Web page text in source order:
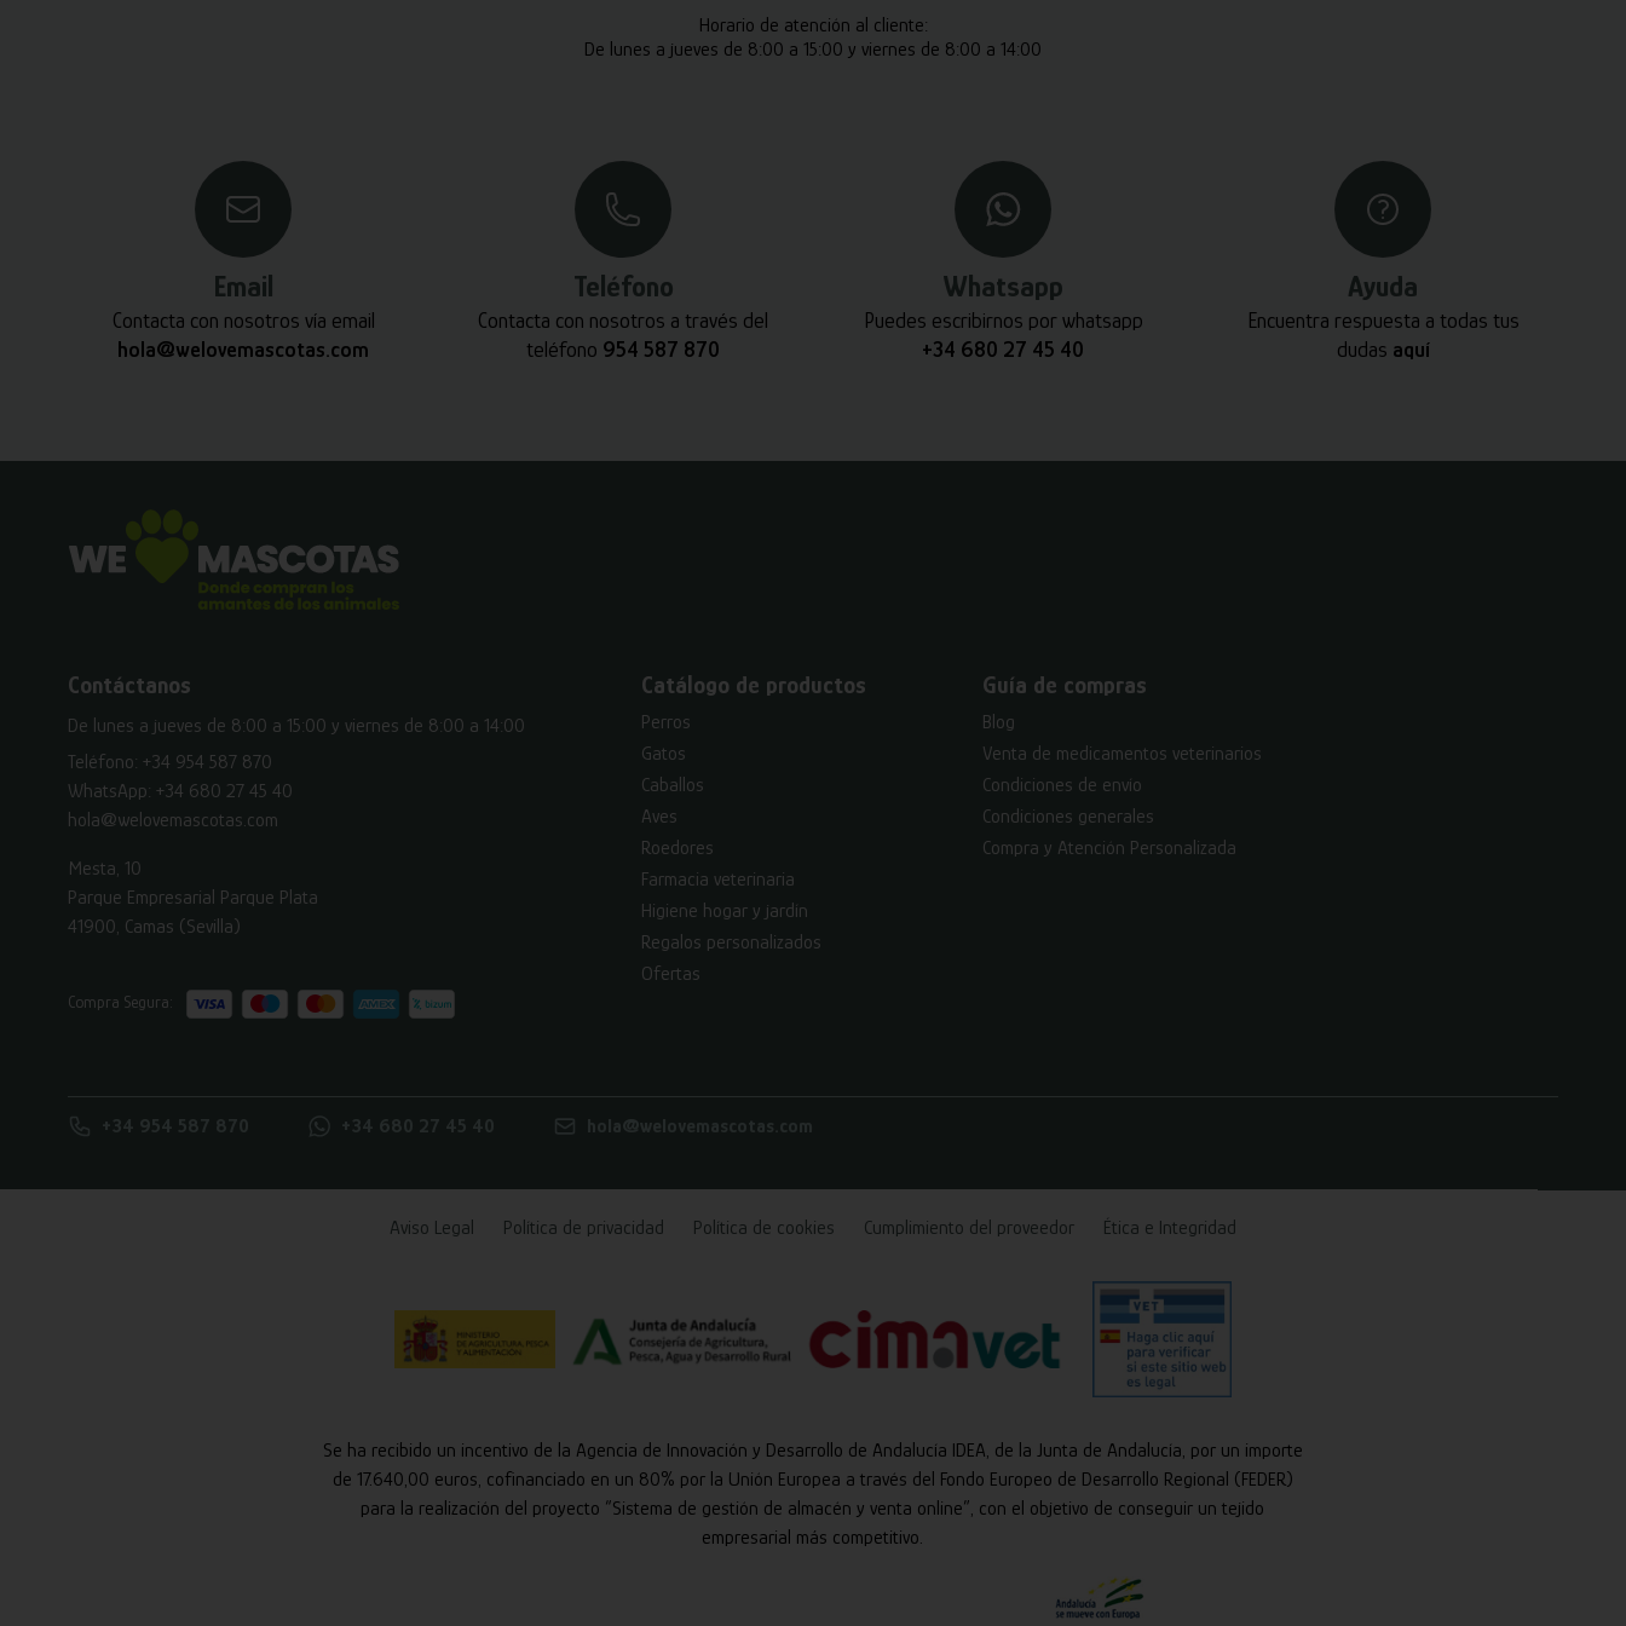
Horario de atención al cliente:
De lunes a jueves de 8:00 a 15:00 y viernes de 8:00 a 14:00
Email
Contacta con nosotros vía email
hola@welovemascotas.com
Teléfono
Contacta con nosotros a través del
teléfono 954 587 870
Whatsapp
Puedes escribirnos por whatsapp
+34 680 27 45 40
Ayuda
Encuentra respuesta a todas tus
dudas aquí
Contáctanos
De lunes a jueves de 8:00 a 15:00 y viernes de 8:00 a 14:00
Teléfono: +34 954 587 870
WhatsApp: +34 680 27 45 40
hola@welovemascotas.com
Mesta, 10
Parque Empresarial Parque Plata
41900, Camas (Sevilla)
Compra Segura:
Catálogo de productos
Perros
Gatos
Caballos
Aves
Roedores
Farmacia veterinaria
Higiene hogar y jardín
Regalos personalizados
Ofertas
Guía de compras
Blog
Venta de medicamentos veterinarios
Condiciones de envío
Condiciones generales
Compra y Atención Personalizada
+34 954 587 870 +34 680 27 45 40 hola@welovemascotas.com
Aviso Legal Política de privacidad Política de cookies Cumplimiento del proveedor Ética e Integridad
Se ha recibido un incentivo de la Agencia de Innovación y Desarrollo de Andalucía IDEA, de la Junta de Andalucía, por un importe
de 17.640,00 euros, cofinanciado en un 80% por la Unión Europea a través del Fondo Europeo de Desarrollo Regional (FEDER)
para la realización del proyecto “Sistema de gestión de almacén y venta online”, con el objetivo de conseguir un tejido
empresarial más competitivo.